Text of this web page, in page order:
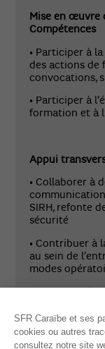
Mise en œuvre
Compétences
• Participer à
des actions de
convocations,
• Participer à
formation et à
Appui
• Collaborer à
SIRH, refonte
sécurité
• Contribuer à
au sein de
modes
sociaux,
données RH